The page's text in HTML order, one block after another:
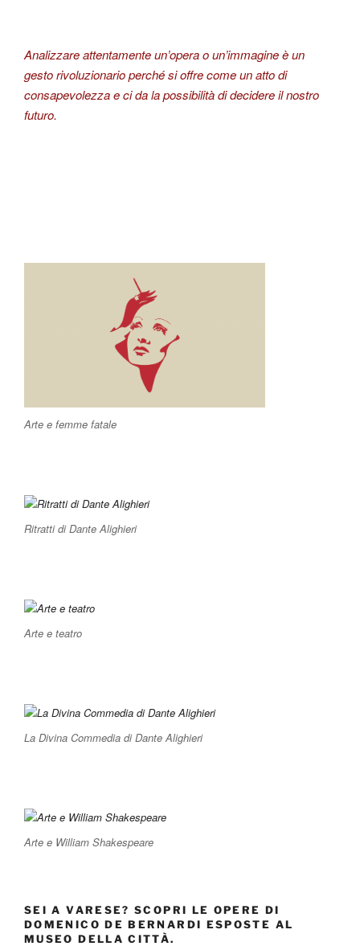
Analizzare attentamente un’opera o un’immagine è un
gesto rivoluzionario perché si offre come un atto di
consapevolezza e ci da la possibilità di decidere il nostro
futuro.
Arte e femme fatale
Ritratti di Dante Alighieri
Arte e teatro
La Divina Commedia di Dante Alighieri
Arte e William Shakespeare
SEI A VARESE? SCOPRI LE OPERE DI
DOMENICO DE BERNARDI ESPOSTE AL
MUSEO DELLA CITTÀ.